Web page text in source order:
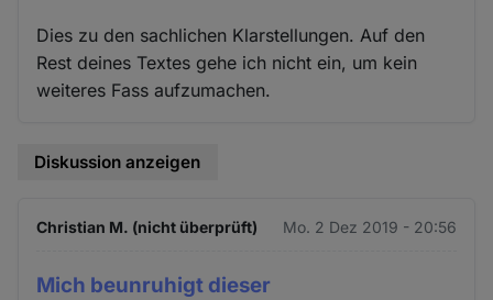
Dies zu den sachlichen Klarstellungen. Auf den
Rest deines Textes gehe ich nicht ein, um kein
weiteres Fass aufzumachen.
Diskussion anzeigen
Christian M. (nicht überprüft) Mo. 2 Dez 2019 - 20:56
Mich beunruhigt dieser